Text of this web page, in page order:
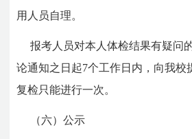
用人员自理。
报考人员对本人体检结果有疑问
论通知之日起7个工作日内，向我校
复检只能进行一次。
（六）公示